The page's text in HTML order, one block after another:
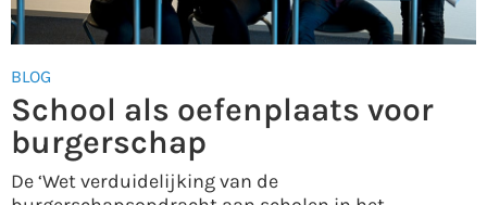
BLOG
School als oefenplaats voor
burgerschap
De ‘Wet verduidelijking van de